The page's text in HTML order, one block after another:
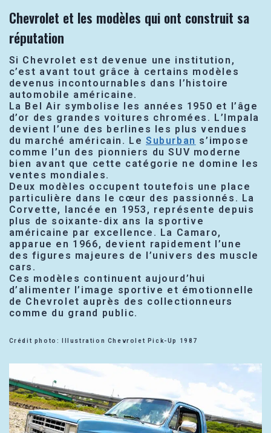
Chevrolet et les modèles qui ont construit sa
réputation
Si Chevrolet est devenue une institution,
c’est avant tout grâce à certains modèles
devenus incontournables dans l’histoire
automobile américaine.
La Bel Air symbolise les années 1950 et l’âge
d’or des grandes voitures chromées. L’Impala
devient l’une des berlines les plus vendues
du marché américain. Le Suburban s’impose
comme l’un des pionniers du SUV moderne
bien avant que cette catégorie ne domine les
ventes mondiales.
Deux modèles occupent toutefois une place
particulière dans le cœur des passionnés. La
Corvette, lancée en 1953, représente depuis
plus de soixante-dix ans la sportive
américaine par excellence. La Camaro,
apparue en 1966, devient rapidement l’une
des figures majeures de l’univers des muscle
cars.
Ces modèles continuent aujourd’hui
d’alimenter l’image sportive et émotionnelle
de Chevrolet auprès des collectionneurs
comme du grand public.
Crédit photo: Illustration Chevrolet Pick-Up 1987